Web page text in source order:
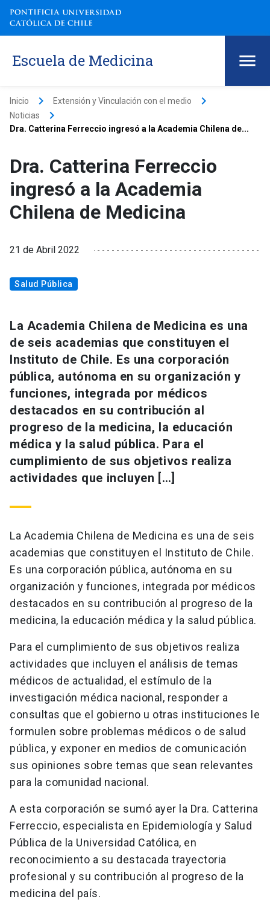
Escuela de Medicina
Inicio keyboard_arrow_right Extensión y Vinculación con el medio keyboard_arrow_right
Noticias keyboard_arrow_right
Dra. Catterina Ferreccio ingresó a la Academia Chilena de...
Dra. Catterina Ferreccio
ingresó a la Academia
Chilena de Medicina
21 de Abril 2022
Salud Pública
La Academia Chilena de Medicina es una
de seis academias que constituyen el
Instituto de Chile. Es una corporación
pública, autónoma en su organización y
funciones, integrada por médicos
destacados en su contribución al
progreso de la medicina, la educación
médica y la salud pública. Para el
cumplimiento de sus objetivos realiza
actividades que incluyen […]
La Academia Chilena de Medicina es una de seis
academias que constituyen el Instituto de Chile.
Es una corporación pública, autónoma en su
organización y funciones, integrada por médicos
destacados en su contribución al progreso de la
medicina, la educación médica y la salud pública.
Para el cumplimiento de sus objetivos realiza
actividades que incluyen el análisis de temas
médicos de actualidad, el estímulo de la
investigación médica nacional, responder a
consultas que el gobierno u otras instituciones le
formulen sobre problemas médicos o de salud
pública, y exponer en medios de comunicación
sus opiniones sobre temas que sean relevantes
para la comunidad nacional.
A esta corporación se sumó ayer la Dra. Catterina
Ferreccio, especialista en Epidemiología y Salud
Pública de la Universidad Católica, en
reconocimiento a su destacada trayectoria
profesional y su contribución al progreso de la
medicina del país.